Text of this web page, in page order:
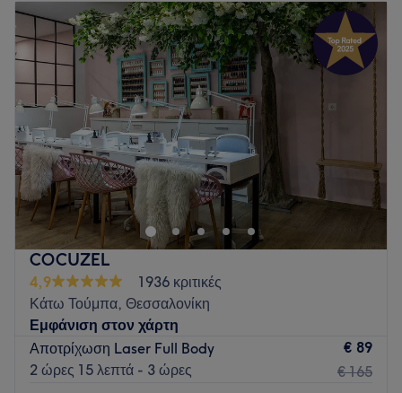
10:00–20:00
Τετάρτη
10:00–20:00
Πέμπτη
10:00–20:00
10:00 – 20:00
Σάββατο
09:00
17:00
Κυριακή
Κλειστό
Στο Onyx Art of luxury Hair & Nails σας υποδεχόμαστε σε
ένα σύγχρονο και κομψό χώρο σχεδιασμένο να προσφέρει
άνεση χαλάρωση και υψηλής ποιότητας υπηρεσίες . Η
έμπειρη και φιλική ομάδα μας φροντίζει κάθε πελάτη με
επαγγελματισμό χρησιμοποιώντας επώνυμα προϊόντα για
άριστα αποτέλεσμα και υγιή λαμπερά μαλλιά.
Go to venue
COCUZEL
4,9
1936 κριτικές
Κάτω Τούμπα, Θεσσαλονίκη
Εμφάνιση στον χάρτη
Αποτρίχωση Laser Full Body
2 ώρες 15 λεπτά - 3 ώρες
€ 89
€ 165